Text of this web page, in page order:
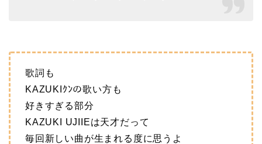
歌詞も
KAZUKIｸﾝの歌い方も
好きすぎる部分
KAZUKI UJIIEは天才だって
毎回新しい曲が生まれる度に思うよ